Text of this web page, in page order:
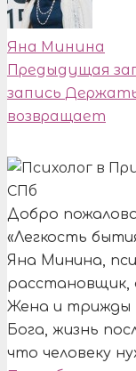
Яна Минина
Предыдущая
запись
возвращает
Добро
«Легкость
Яна Минина,
расстановщик,
Жена и трижды
Бога, жизнь
что человеку